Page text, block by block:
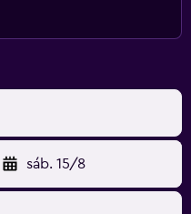
sáb. 15/8